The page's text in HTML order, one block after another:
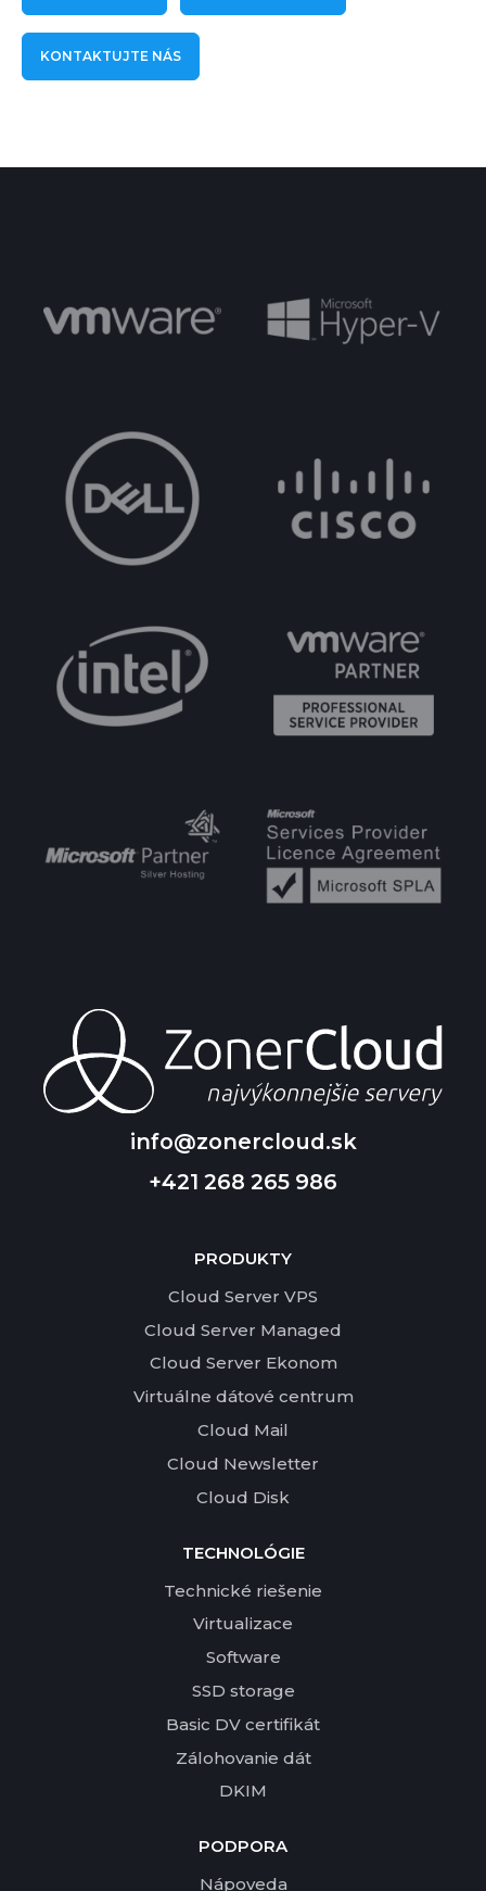
KONTAKTUJTE NÁS
info@zonercloud.sk
+421 268 265 986
PRODUKTY
Cloud Server VPS
Cloud Server Managed
Cloud Server Ekonom
Virtuálne dátové centrum
Cloud Mail
Cloud Newsletter
Cloud Disk
TECHNOLÓGIE
Technické riešenie
Virtualizace
Software
SSD storage
Basic DV certifikát
Zálohovanie dát
DKIM
PODPORA
Nápoveda